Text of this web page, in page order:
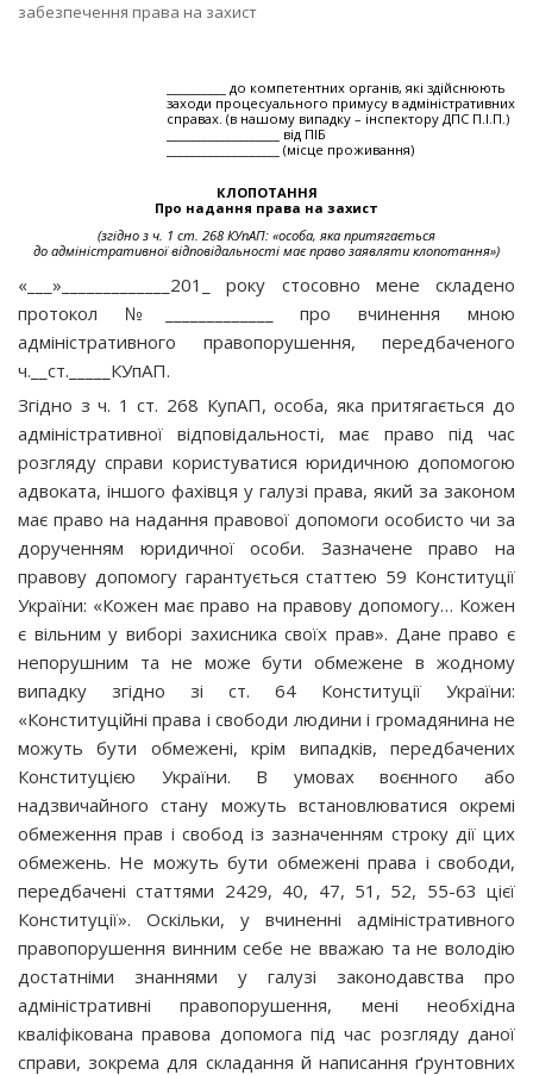
забезпечення права на захист
__________ до компетентних органів, які здійснюють
заходи процесуального примусу в адміністративних
справах. (в нашому випадку – інспектору ДПС П.І.П.)
___________________ від ПІБ
___________________ (місце проживання)
КЛОПОТАННЯ
Про надання права на захист
(згідно з ч. 1 ст. 268 КУпАП: «особа, яка притягається
до адміністративної відповідальності має право заявляти клопотання»)
«___»_____________201_ року стосовно мене складено
протокол №_____________ про вчинення мною
адміністративного правопорушення, передбаченого
ч.__ст._____КУпАП.
Згідно з ч. 1 ст. 268 КупАП, особа, яка притягається до
адміністративної відповідальності, має право під час
розгляду справи користуватися юридичною допомогою
адвоката, іншого фахівця у галузі права, який за законом
має право на надання правової допомоги особисто чи за
дорученням юридичної особи. Зазначене право на
правову допомогу гарантується статтею 59 Конституції
України: «Кожен має право на правову допомогу… Кожен
є вільним у виборі захисника своїх прав». Дане право є
непорушним та не може бути обмежене в жодному
випадку згідно зі ст. 64 Конституції України:
«Конституційні права і свободи людини і громадянина не
можуть бути обмежені, крім випадків, передбачених
Конституцією України. В умовах воєнного або
надзвичайного стану можуть встановлюватися окремі
обмеження прав і свобод із зазначенням строку дії цих
обмежень. Не можуть бути обмежені права і свободи,
передбачені статтями 2429, 40, 47, 51, 52, 55-63 цієї
Конституції». Оскільки, у вчиненні адміністративного
правопорушення винним себе не вважаю та не володію
достатніми знаннями у галузі законодавства про
адміністративні правопорушення, мені необхідна
кваліфікована правова допомога під час розгляду даної
справи, зокрема для складання й написання ґрунтовних